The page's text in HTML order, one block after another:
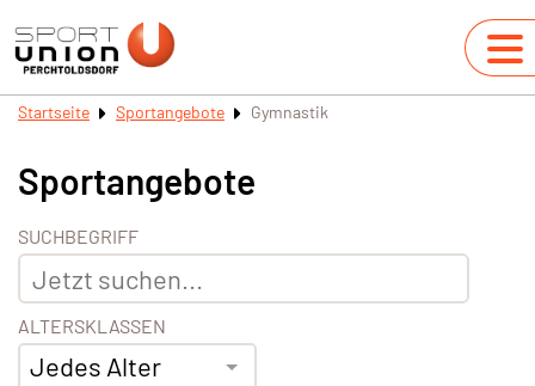
Startseite Sportangebote Gymnastik
Sportangebote
SUCHBEGRIFF
ALTERSKLASSEN
Jedes Alter